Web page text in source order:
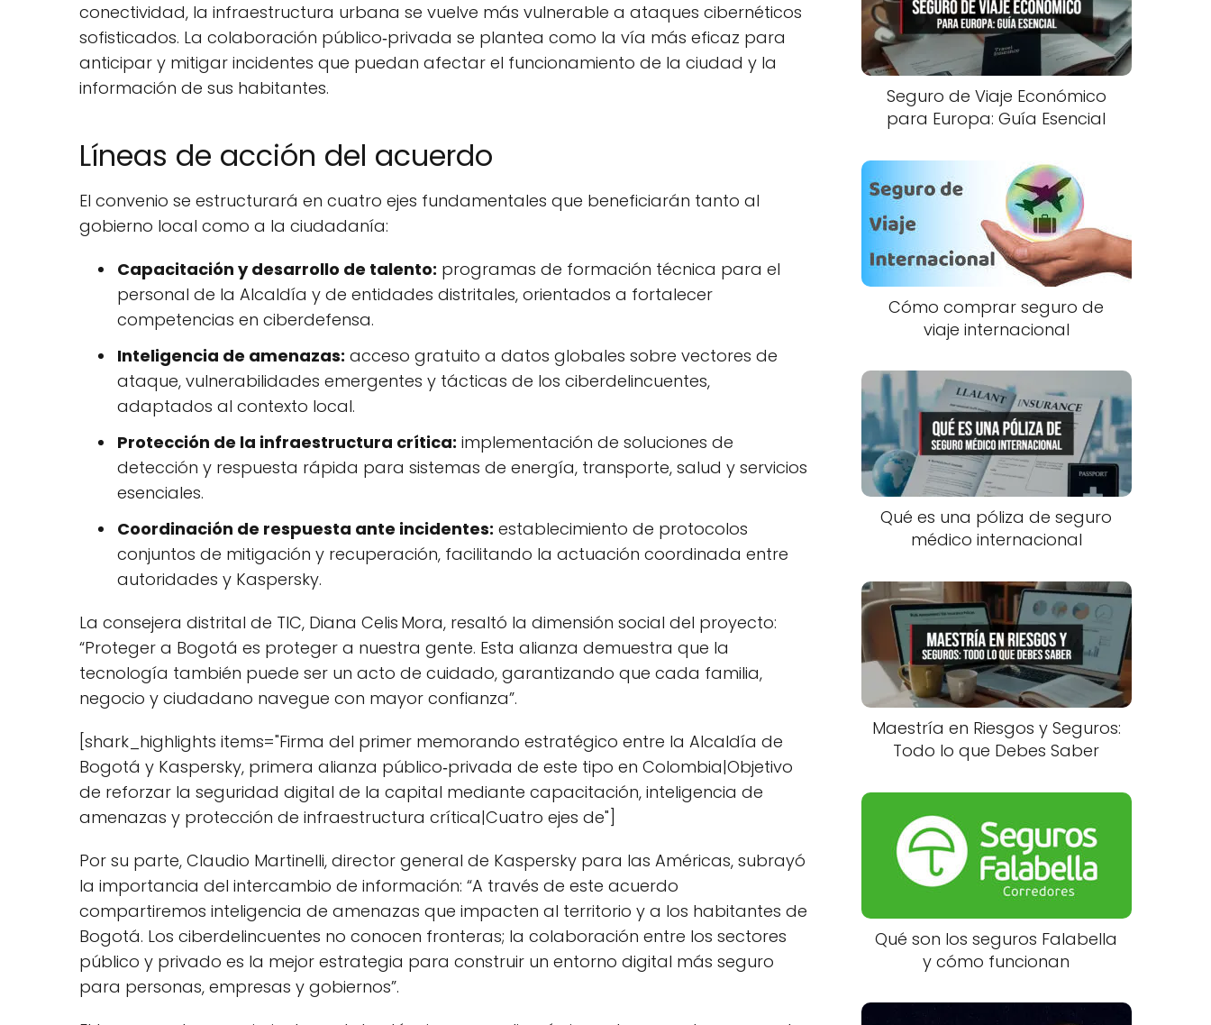
conectividad, la infraestructura urbana se vuelve más vulnerable a ataques cibernéticos
sofisticados. La colaboración público‑privada se plantea como la vía más eficaz para
anticipar y mitigar incidentes que puedan afectar el funcionamiento de la ciudad y la
información de sus habitantes.
Líneas de acción del acuerdo
El convenio se estructurará en cuatro ejes fundamentales que beneficiarán tanto al
gobierno local como a la ciudadanía:
Capacitación y desarrollo de talento: programas de formación técnica para el
personal de la Alcaldía y de entidades distritales, orientados a fortalecer
competencias en ciberdefensa.
Inteligencia de amenazas: acceso gratuito a datos globales sobre vectores de
ataque, vulnerabilidades emergentes y tácticas de los ciberdelincuentes,
adaptados al contexto local.
Protección de la infraestructura crítica: implementación de soluciones de
detección y respuesta rápida para sistemas de energía, transporte, salud y servicios
esenciales.
Coordinación de respuesta ante incidentes: establecimiento de protocolos
conjuntos de mitigación y recuperación, facilitando la actuación coordinada entre
autoridades y Kaspersky.
La consejera distrital de TIC, Diana Celis Mora, resaltó la dimensión social del proyecto:
“Proteger a Bogotá es proteger a nuestra gente. Esta alianza demuestra que la
tecnología también puede ser un acto de cuidado, garantizando que cada familia,
negocio y ciudadano navegue con mayor confianza”.
[shark_highlights items="Firma del primer memorando estratégico entre la Alcaldía de
Bogotá y Kaspersky, primera alianza público‑privada de este tipo en Colombia|Objetivo
de reforzar la seguridad digital de la capital mediante capacitación, inteligencia de
amenazas y protección de infraestructura crítica|Cuatro ejes de"]
Por su parte, Claudio Martinelli, director general de Kaspersky para las Américas, subrayó
la importancia del intercambio de información: “A través de este acuerdo
compartiremos inteligencia de amenazas que impacten al territorio y a los habitantes de
Bogotá. Los ciberdelincuentes no conocen fronteras; la colaboración entre los sectores
público y privado es la mejor estrategia para construir un entorno digital más seguro
para personas, empresas y gobiernos”.
Seguro de Viaje Económico
para Europa: Guía Esencial
Cómo comprar seguro de
viaje internacional
Qué es una póliza de seguro
médico internacional
Maestría en Riesgos y Seguros:
Todo lo que Debes Saber
Qué son los seguros Falabella
y cómo funcionan